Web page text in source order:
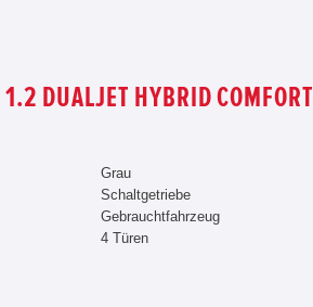
DUALJET HYBRID COMFORT
Grau
Schaltgetriebe
Gebrauchtfahrzeug
4 Türen